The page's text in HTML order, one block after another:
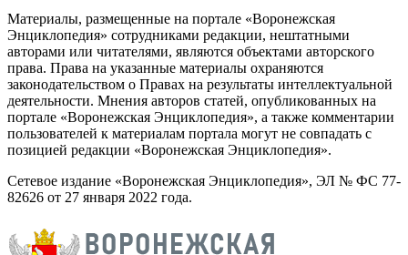
Материалы, размещенные на портале «Воронежская
Энциклопедия» сотрудниками редакции, нештатными
авторами или читателями, являются объектами авторского
права. Права на указанные материалы охраняются
законодательством о Правах на результаты интеллектуальной
деятельности. Мнения авторов статей, опубликованных на
портале «Воронежская Энциклопедия», а также комментарии
пользователей к материалам портала могут не совпадать с
позицией редакции «Воронежская Энциклопедия».
Сетевое издание «Воронежская Энциклопедия», ЭЛ № ФС 77-
82626 от 27 января 2022 года.